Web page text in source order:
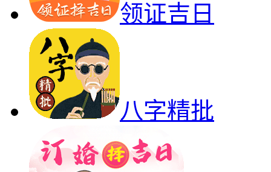
领证吉日
八字精批